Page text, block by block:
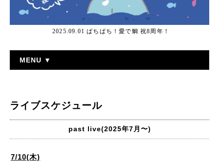
2025.09.01 ぱちぱち！愛で鯛 祝8周年！
MENU ▼
ライブスケジュール
past live(2025年7月〜)
7/10(木)